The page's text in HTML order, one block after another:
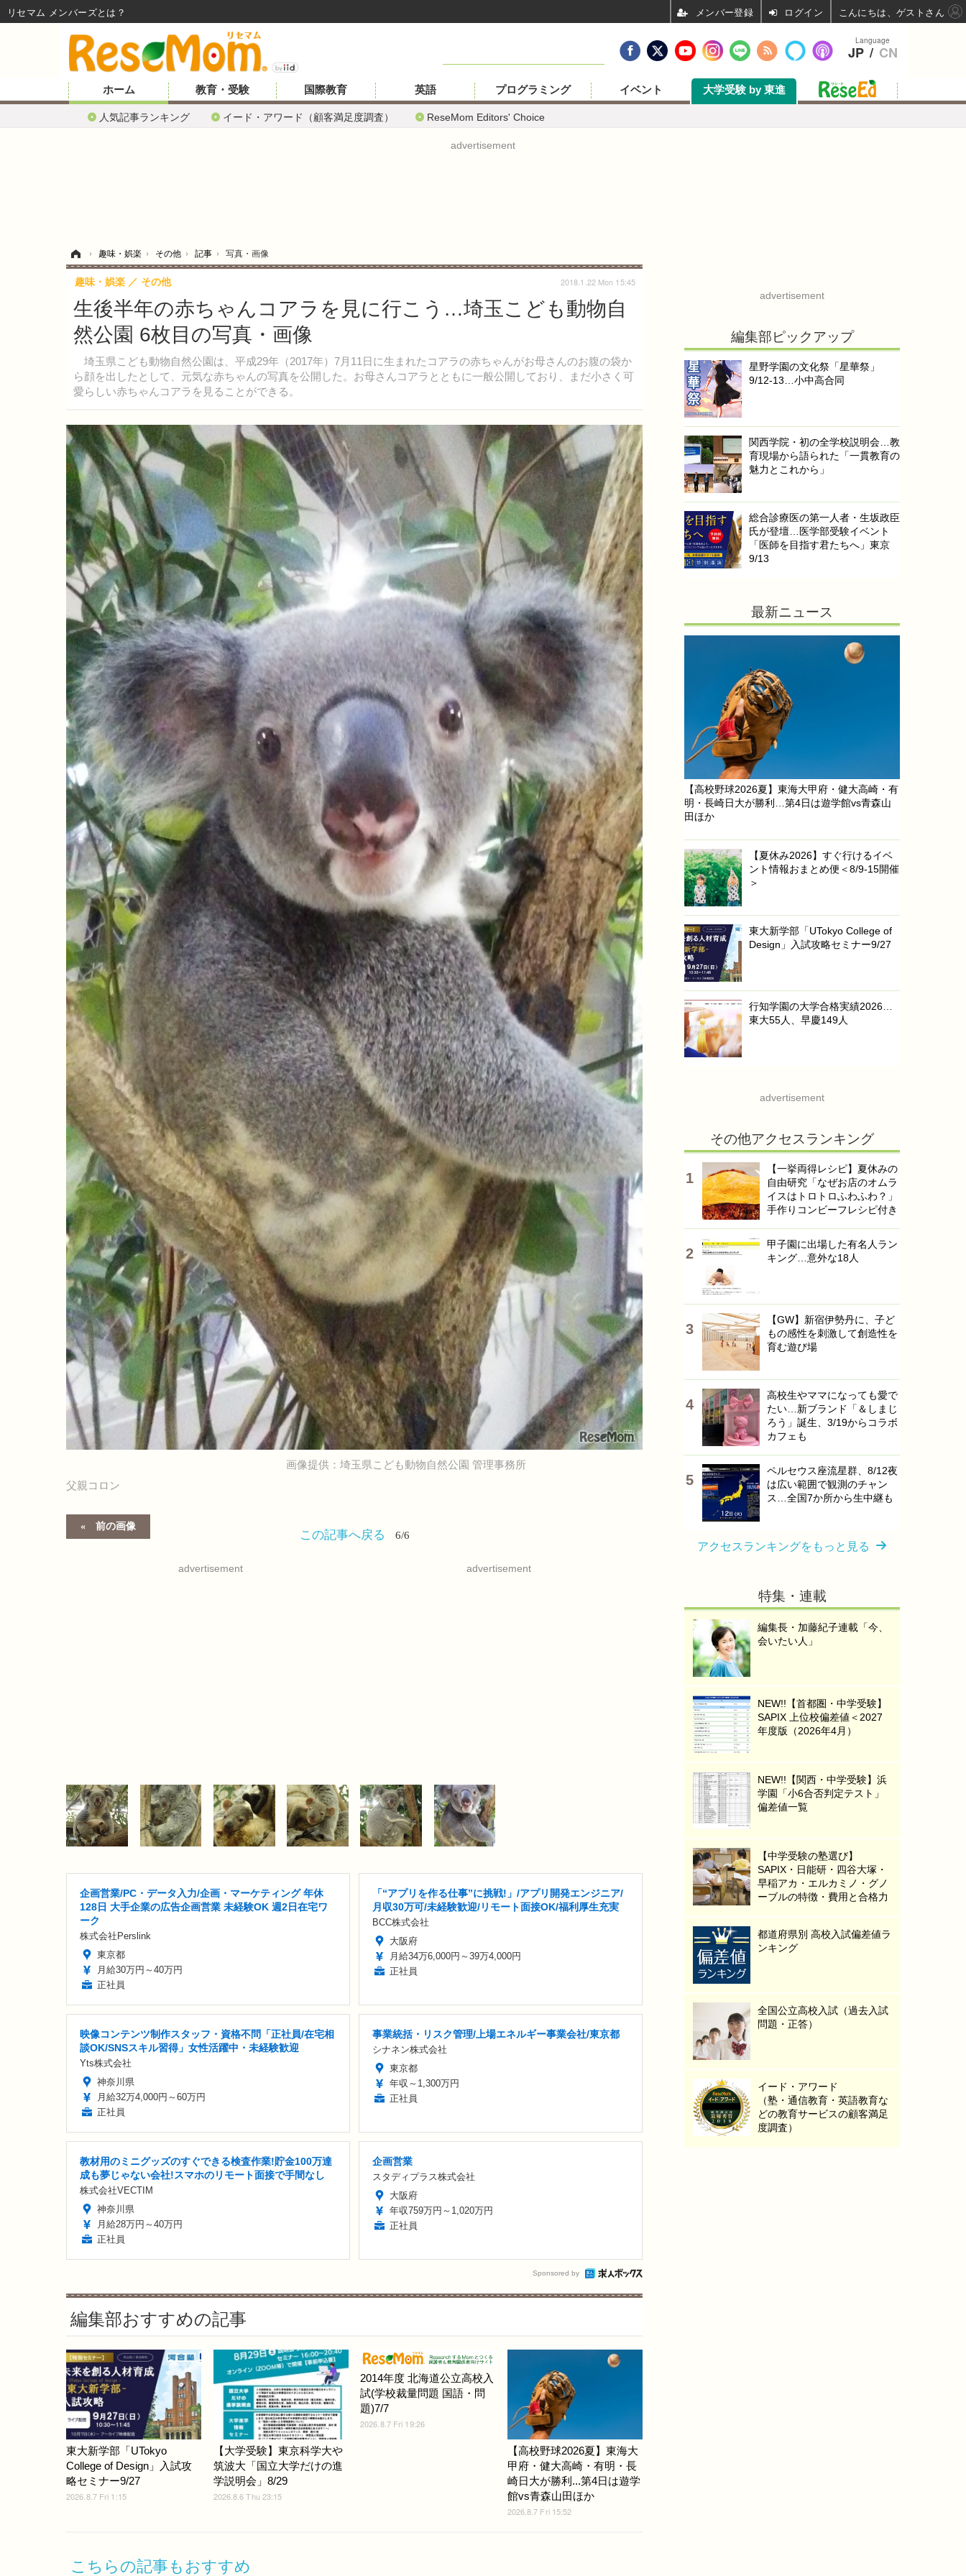
ホーム
人気記事ランキング イード・アワード（顧客満足度調査） ReseMom Editors' Choice
教育・受験 国際教育 英語 プログラミング イベント 大学受験 by 東進
advertisement
› 趣味・娯楽 › その他 › 記事 › 写真・画像
生後半年の赤ちゃんコアラを見に行こう…埼玉こども動物自
然公園 6枚目の写真・画像
埼玉県こども動物自然公園は、平成29年（2017年）7月11日に生まれたコアラの赤ちゃんがお母さんのお腹の袋か
ら顔を出したとして、元気な赤ちゃんの写真を公開した。お母さんコアラとともに一般公開しており、まだ小さく可
愛らしい赤ちゃんコアラを見ることができる。
趣味・娯楽 その他 2018.1.22 Mon 15:45
画像提供：埼玉県こども動物自然公園 管理事務所
父親コロン
前の画像
この記事へ戻る 6/6
advertisement advertisement
企画営業/PC・データ入力/企画・マーケティング 年休
128日 大手企業の広告企画営業 未経験OK 週2日在宅ワ
ーク
株式会社Perslink
東京都
月給30万円～40万円
正社員
「“アプリを作る仕事”に挑戦!」/アプリ開発エンジニア/
月収30万可/未経験歓迎/リモート面接OK/福利厚生充実
BCC株式会社
大阪府
月給34万6,000円～39万4,000円
正社員
映像コンテンツ制作スタッフ・資格不問「正社員/在宅相
談OK/SNSスキル習得」女性活躍中・未経験歓迎
Yts株式会社
神奈川県
月給32万4,000円～60万円
正社員
事業統括・リスク管理/上場エネルギー事業会社/東京都
シナネン株式会社
東京都
年収～1,300万円
正社員
教材用のミニグッズのすぐできる検査作業!貯金100万達
成も夢じゃない会社!スマホのリモート面接で手間なし
株式会社VECTIM
神奈川県
月給28万円～40万円
正社員
企画営業
スタディプラス株式会社
大阪府
年収759万円～1,020万円
正社員
Sponsored by
編集部おすすめの記事
東大新学部「UTokyo
College of Design」入試攻
略セミナー9/27
2026.8.7 Fri 1:15
【大学受験】東京科学大や
筑波大「国立大学だけの進
学説明会」8/29
2026.8.6 Thu 23:15
2014年度 北海道公立高校入
試(学校裁量問題 国語・問
題)7/7
2026.8.7 Fri 19:26
【高校野球2026夏】東海大
甲府・健大高崎・有明・長
崎日大が勝利...第4日は遊学
館vs青森山田ほか
2026.8.7 Fri 15:52
こちらの記事もおすすめ
advertisement
編集部ピックアップ
星野学園の文化祭「星華祭」
9/12-13…小中高合同
関西学院・初の全学校説明会…教
育現場から語られた「一貫教育の
魅力とこれから」
総合診療医の第一人者・生坂政臣
氏が登壇…医学部受験イベント
「医師を目指す君たちへ」東京
9/13
最新ニュース
【高校野球2026夏】東海大甲府・健大高崎・有
明・長崎日大が勝利…第4日は遊学館vs青森山
田ほか
【夏休み2026】すぐ行けるイベ
ント情報おまとめ便＜8/9-15開催
＞
東大新学部「UTokyo College of
Design」入試攻略セミナー9/27
行知学園の大学合格実績2026…
東大55人、早慶149人
advertisement
その他アクセスランキング
【一挙両得レシピ】夏休みの
自由研究「なぜお店のオムラ
イスはトロトロふわふわ？」
手作りコンビーフレシピ付き
甲子園に出場した有名人ラン
キング…意外な18人
【GW】新宿伊勢丹に、子ど
もの感性を刺激して創造性を
育む遊び場
高校生やママになっても愛で
たい…新ブランド「＆しまじ
ろう」誕生、3/19からコラボ
カフェも
ペルセウス座流星群、8/12夜
は広い範囲で観測のチャン
ス…全国7か所から生中継も
アクセスランキングをもっと見る
特集・連載
編集長・加藤紀子連載「今、
会いたい人」
NEW!!【首都圏・中学受験】
SAPIX 上位校偏差値＜2027
年度版（2026年4月）
NEW!!【関西・中学受験】浜
学園「小6合否判定テスト」
偏差値一覧
【中学受験の塾選び】
SAPIX・日能研・四谷大塚・
早稲アカ・エルカミノ・グノ
ーブルの特徴・費用と合格力
都道府県別 高校入試偏差値ラ
ンキング
全国公立高校入試（過去入試
問題・正答）
イード・アワード
（塾・通信教育・英語教育な
どの教育サービスの顧客満足
度調査）
Language
JP / CN
リセマム メンバーズ ログイン こんにちは、ゲストさん